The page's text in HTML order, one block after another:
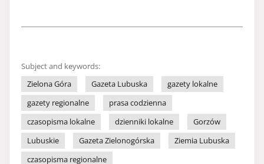
Subject and keywords:
Zielona Góra
Gazeta Lubuska
gazety lokalne
gazety regionalne
prasa codzienna
czasopisma lokalne
dzienniki lokalne
Gorzów
Lubuskie
Gazeta Zielonogórska
Ziemia Lubuska
czasopisma regionalne